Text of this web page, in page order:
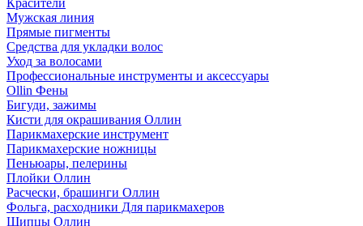
Красители
Мужская линия
Прямые пигменты
Средства для укладки волос
Уход за волосами
Профессиональные инструменты и аксессуары
Ollin Фены
Бигуди, зажимы
Кисти для окрашивания Оллин
Парикмахерские инструмент
Парикмахерские ножницы
Пеньюары, пелерины
Плойки Оллин
Расчески, брашинги Оллин
Фольга, расходники Для парикмахеров
Щипцы Оллин